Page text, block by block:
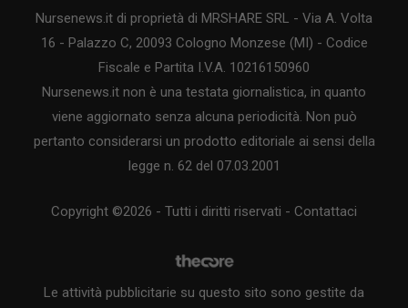
Nursenews.it di proprietà di MRSHARE SRL - Via A. Volta
16 - Palazzo C, 20093 Cologno Monzese (MI) - Codice
Fiscale e Partita I.V.A. 10216150960
Nursenews.it non è una testata giornalistica, in quanto
viene aggiornato senza alcuna periodicità. Non può
pertanto considerarsi un prodotto editoriale ai sensi della
legge n. 62 del 07.03.2001
Copyright ©2026 - Tutti i diritti riservati - Contattaci
Le attività pubblicitarie su questo sito sono gestite da